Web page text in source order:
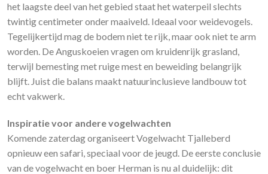
het laagste deel van het gebied staat het waterpeil slechts
twintig centimeter onder maaiveld. Ideaal voor weidevogels.
Tegelijkertijd mag de bodem niet te rijk, maar ook niet te arm
worden. De Anguskoeien vragen om kruidenrijk grasland,
terwijl bemesting met ruige mest en beweiding belangrijk
blijft. Juist die balans maakt natuurinclusieve landbouw tot
echt vakwerk.
Inspiratie voor andere vogelwachten
Komende zaterdag organiseert Vogelwacht Tjalleberd
opnieuw een safari, speciaal voor de jeugd. De eerste conclusie
van de vogelwacht en boer Herman is nu al duidelijk: dit